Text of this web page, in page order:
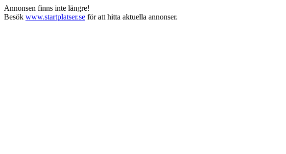
Annonsen finns inte längre!
Besök www.startplatser.se för att hitta aktuella annonser.